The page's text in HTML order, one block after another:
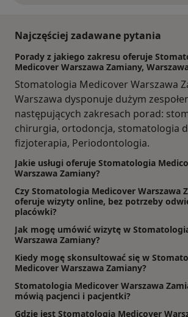
Najczęściej zadawane pytania
Porady z jakiego zakresu oferuje
Medicover Warszawa Zamiany,
Stomatologia Medicover Warszawa
Warszawa dysponuje dużym
następujących zakresach porad:
chirurgia, ortodoncja, stomatologia
fizjoterapia, Periodontologia.
Jakie usługi oferuje Stomatologia
Warszawa Zamiany?
Czy Stomatologia Medicover Warszawa
oferuje wizyty online, bez potrzeby
placówki?
Jak mogę umówić wizytę w
Warszawa Zamiany?
Kiedy mogę skonsultować się w
Medicover Warszawa Zamiany?
Stomatologia Medicover Warszawa
mówią pacjenci i pacjentki?
Gdzie jest Stomatologia Medicover